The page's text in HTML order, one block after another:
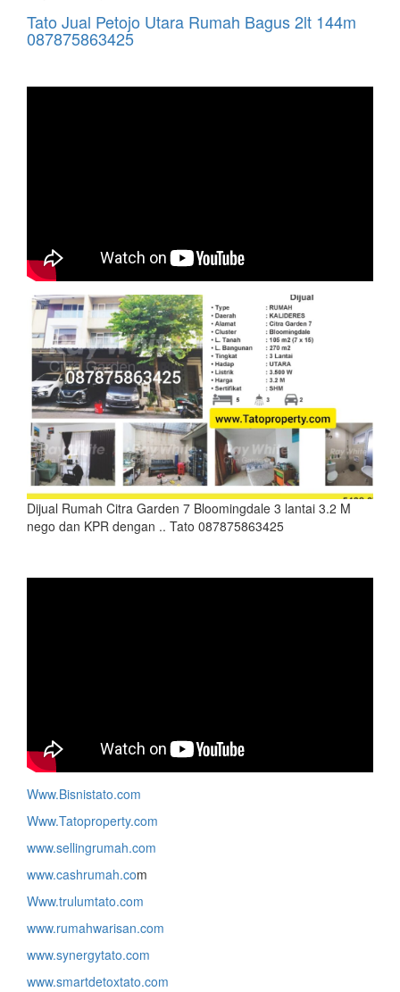
Tato Jual Petojo Utara Rumah Bagus 2lt 144m
087875863425
Dijual Rumah Citra Garden 7 Bloomingdale 3 lantai 3.2 M
nego dan KPR dengan .. Tato 087875863425
Www.Bisnistato.com
Www.Tatoproperty.com
www.sellingrumah.com
www.cashrumah.com
Www.trulumtato.com
www.rumahwarisan.com
www.synergytato.com
www.smartdetoxtato.com